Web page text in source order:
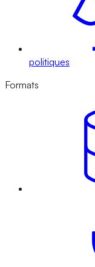
politiques
Formats